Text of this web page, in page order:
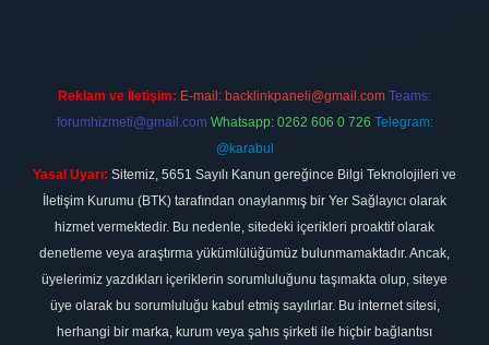
Reklam ve İletişim: E-mail: backlinkpaneli@gmail.com Teams:
forumhizmeti@gmail.com Whatsapp: 0262 606 0 726 Telegram:
@karabul
Yasal Uyarı: Sitemiz, 5651 Sayılı Kanun gereğince Bilgi Teknolojileri ve
İletişim Kurumu (BTK) tarafından onaylanmış bir Yer Sağlayıcı olarak
hizmet vermektedir. Bu nedenle, sitedeki içerikleri proaktif olarak
denetleme veya araştırma yükümlülüğümüz bulunmamaktadır. Ancak,
üyelerimiz yazdıkları içeriklerin sorumluluğunu taşımakta olup, siteye
üye olarak bu sorumluluğu kabul etmiş sayılırlar. Bu internet sitesi,
herhangi bir marka, kurum veya şahıs şirketi ile hiçbir bağlantısı